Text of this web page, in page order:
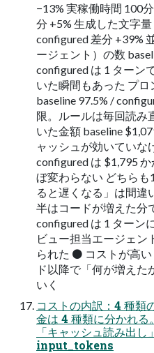
−13% 実稼働時間 100
分 +5% 生成した文字
configured 差分 +39%
ージェント）の数
configured は 1 ターン
いた瞬間もあった プ
baseline 97.5% /
限。ルールは毎回読み
いた金額 baseline
ャッシュが効いていな
configured は $1,795
ぼ変わらない どちらも
ると遅くなる」は間違
半はコードが増えた分
configured は 1 ターン
ビュー担当エージェン
られた ⚫ コストが高
ド以降で「何が増えた
いく
コストの内訳：4 種
金は 4 種類に分かれ
「キャッシュ読み出
input_tokens